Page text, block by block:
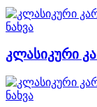
ნახვა
კლასიკური
ნახვა